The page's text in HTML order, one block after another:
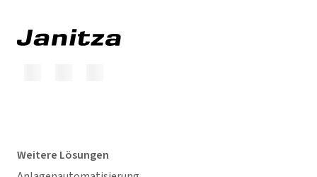
Weitere Lösungen